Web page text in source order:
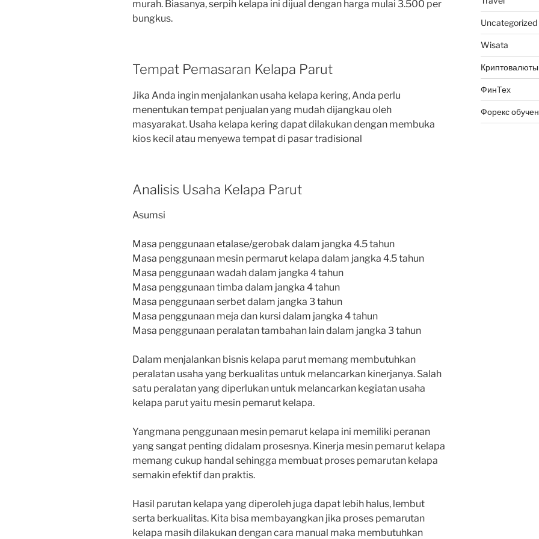
murah. Biasanya, serpih kelapa ini dijual dengan harga mulai 3.500 per
bungkus.
Tempat Pemasaran Kelapa Parut
Jika Anda ingin menjalankan usaha kelapa kering, Anda perlu
menentukan tempat penjualan yang mudah dijangkau oleh
masyarakat. Usaha kelapa kering dapat dilakukan dengan membuka
kios kecil atau menyewa tempat di pasar tradisional
Analisis Usaha Kelapa Parut
Asumsi
Masa penggunaan etalase/gerobak dalam jangka 4.5 tahun
Masa penggunaan mesin permarut kelapa dalam jangka 4.5 tahun
Masa penggunaan wadah dalam jangka 4 tahun
Masa penggunaan timba dalam jangka 4 tahun
Masa penggunaan serbet dalam jangka 3 tahun
Masa penggunaan meja dan kursi dalam jangka 4 tahun
Masa penggunaan peralatan tambahan lain dalam jangka 3 tahun
Dalam menjalankan bisnis kelapa parut memang membutuhkan
peralatan usaha yang berkualitas untuk melancarkan kinerjanya. Salah
satu peralatan yang diperlukan untuk melancarkan kegiatan usaha
kelapa parut yaitu mesin pemarut kelapa.
Yangmana penggunaan mesin pemarut kelapa ini memiliki peranan
yang sangat penting didalam prosesnya. Kinerja mesin pemarut kelapa
memang cukup handal sehingga membuat proses pemarutan kelapa
semakin efektif dan praktis.
Hasil parutan kelapa yang diperoleh juga dapat lebih halus, lembut
serta berkualitas. Kita bisa membayangkan jika proses pemarutan
kelapa masih dilakukan dengan cara manual maka membutuhkan
Uncategorized
Wisata
Криптовалюты
ФинТех
Форекс